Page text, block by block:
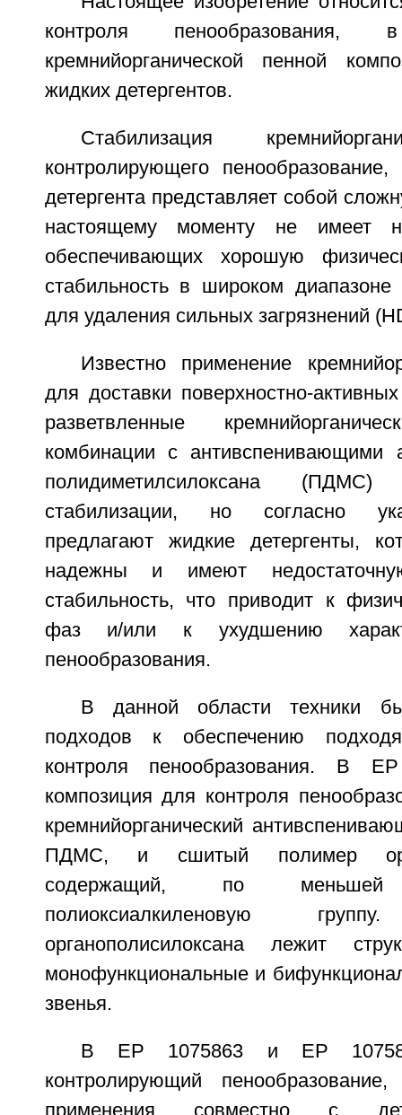
контроля
кремнийорганической пенной
жидких детергентов.
Стабилизация
контролирующего
детергента представляет собой
настоящему моменту не имеет
обеспечивающих хорошую
стабильность в широком диапазоне
для удаления сильных загрязнений
Известно применение
для доставки поверхностно-
разветвленные
комбинации с антивспенивающими
полидиметилсилоксана
стабилизации, но согласно
предлагают жидкие детергенты,
надежны и имеют
стабильность, что приводит к
фаз и/или к ухудшению
пенообразования.
В данной области техники
подходов к обеспечению
контроля пенообразования. В
композиция для контроля
кремнийорганический
ПДМС, и сшитый полимер
содержащий, по
полиоксиалкиленовую
органополисилоксана лежит
монофункциональные и
звенья.
В ЕР 1075863 и ЕР
контролирующий
применения совместно с